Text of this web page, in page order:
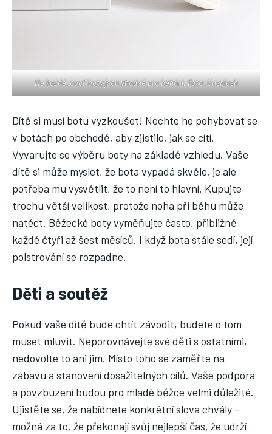
Ne každé „cool“ boty jsou vhodné pro běhání. Foto: Unsplash
Dítě si musí botu vyzkoušet! Nechte ho pohybovat se
v botách po obchodě, aby zjistilo, jak se cítí.
Vyvarujte se výběru boty na základě vzhledu. Vaše
dítě si může myslet, že bota vypadá skvěle, je ale
potřeba mu vysvětlit, že to není to hlavní. Kupujte
trochu větší velikost, protože noha při běhu může
natéct. Běžecké boty vyměňujte často, přibližně
každé čtyři až šest měsíců. I když bota stále sedí, její
polstrování se rozpadne.
Děti a soutěž
Pokud vaše dítě bude chtít závodit, budete o tom
muset mluvit. Neporovnávejte své děti s ostatními,
nedovolte to ani jim. Místo toho se zaměřte na
zábavu a stanovení dosažitelných cílů. Vaše podpora
a povzbuzení budou pro mladé běžce velmi důležité.
Ujistěte se, že nabídnete konkrétní slova chvály –
možná za to, že překonají svůj nejlepší čas, že udrží